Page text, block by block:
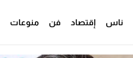
ناس إقتصاد فن منوعات